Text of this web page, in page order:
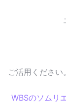
ご活用ください
WBSのソムリ